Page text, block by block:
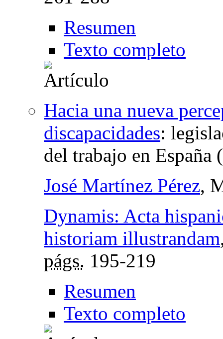
Resumen
Texto completo
Hacia una nueva
discapacidades:
del trabajo en España
José Martínez Pérez,
Dynamis: Acta
historiam illustrandam
págs. 195-219
Resumen
Texto completo